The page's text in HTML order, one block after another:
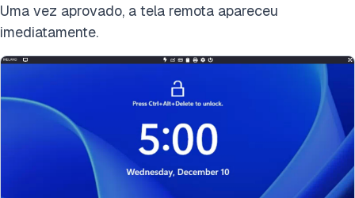
Uma vez aprovado, a tela remota apareceu
imediatamente.